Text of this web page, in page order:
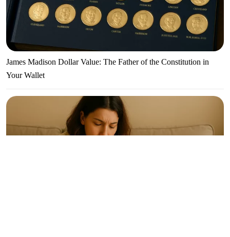
James Madison Dollar Value: The Father of the Constitution in
Your Wallet